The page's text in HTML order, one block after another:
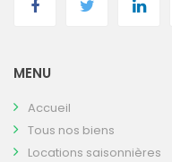
MENU
Accueil
Tous nos biens
Locations saisonnières